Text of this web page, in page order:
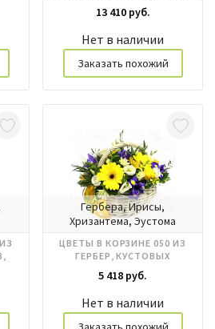
13 410 руб.
Нет в наличии
Заказать похожий
Гербера, Ирисы,
Хризантема, Эустома
ЦВЕТЫ В КОРЗИНЕ 050 ИЗ
ГЕРБЕР, КУСТОВЫХ
ХРИЗАНТЕМ, ИРИСОВ, ЭУСТОМ
5 418 руб.
Нет в наличии